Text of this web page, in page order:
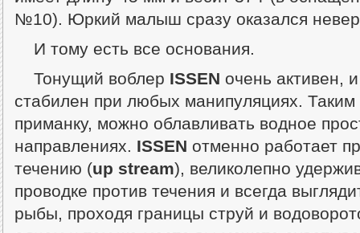
№10). Юркий малыш сразу оказался
И тому есть все основания.
Тонущий воблер ISSEN очень активен,
стабилен при любых манипуляциях.
приманку, можно облавливать водное
направлениях. ISSEN отменно работает
течению (up stream), великолепно
проводке против течения и всегда
рыбы, проходя границы струй и